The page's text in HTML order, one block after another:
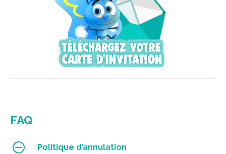
FAQ
Politique d’annulation